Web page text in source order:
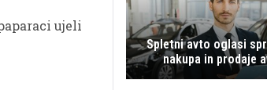
ujeli
Spletni avto oglasi
nakupa in prodaje